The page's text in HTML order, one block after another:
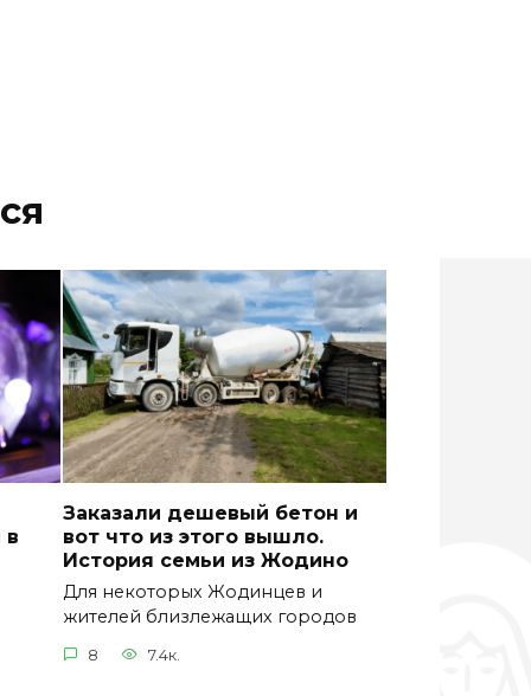
в
Заказали дешевый бетон и
вот что из этого вышло.
История семьи из Жодино
Для некоторых Жодинцев и
жителей близлежащих городов
8 7.4к.